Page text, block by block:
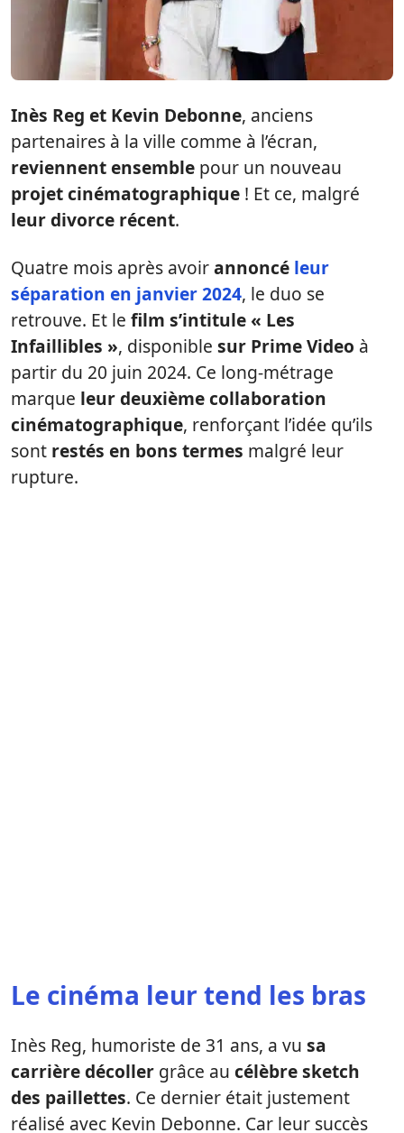
Inès Reg et Kevin Debonne, anciens
partenaires à la ville comme à l’écran,
reviennent ensemble pour un nouveau
projet cinématographique ! Et ce, malgré
leur divorce récent.
Quatre mois après avoirannoncé leur
séparation en janvier 2024, le duo se
retrouve. Et le film s’intitule « Les
Infaillibles », disponible sur Prime Video à
partir du 20 juin 2024. Ce long-métrage
marque leur deuxième collaboration
cinématographique, renforçant l’idée qu’ils
sont restés en bons termes malgré leur
rupture.
Le cinéma leur tend les bras
Inès Reg, humoriste de 31 ans, a vu sa
carrière décoller grâce au célèbre sketch
des paillettes. Ce dernier était justement
réalisé avec Kevin Debonne. Car leur succès